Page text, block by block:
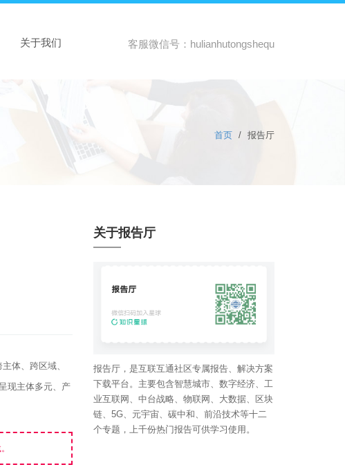
关于我们 客服微信号：hulianhutongshequ
首页 / 报告厅
体、跨区域、
现主体多元、产
关于报告厅
报告厅，是互联互通社区专属报告、解决方案
下载平台。主要包含智慧城市、数字经济、工
业互联网、中台战略、物联网、大数据、区块
链、5G、元宇宙、碳中和、前沿技术等十二
个专题，上千份热门报告可供学习使用。